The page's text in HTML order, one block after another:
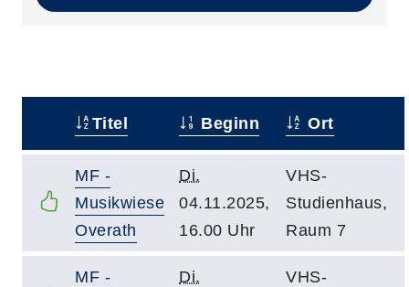
Titel Beginn Ort
MF -
Musikwiese
Overath
Di.
04.11.2025,
16.00 Uhr
VHS-
Studienhaus,
Raum 7
MF -
Di.
VHS-